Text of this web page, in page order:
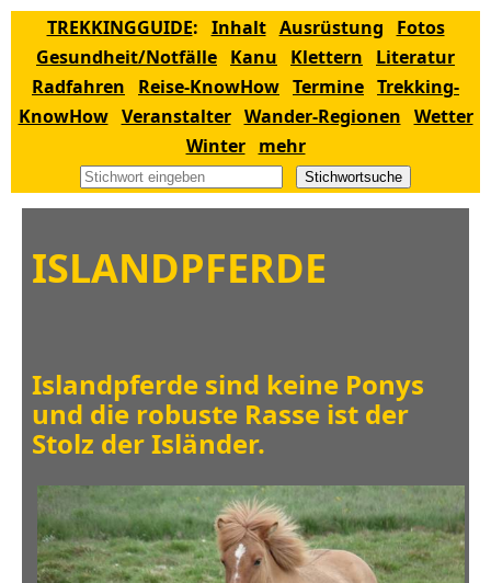
TREKKINGGUIDE: Inhalt Ausrüstung
Fotos
Gesundheit/Notfälle Kanu Klettern
Literatur
Radfahren
Reise-KnowHow Termine Trekking-
KnowHow Veranstalter Wander-Regionen Wetter
Winter
mehr
Stichwortsuche
ISLANDPFERDE
Islandpferde sind keine Ponys
und die robuste Rasse ist der
Stolz der Isländer.